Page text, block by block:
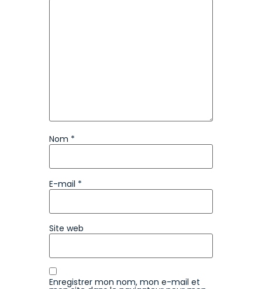
Nom *
E-mail *
Site web
Enregistrer mon nom, mon e-mail et